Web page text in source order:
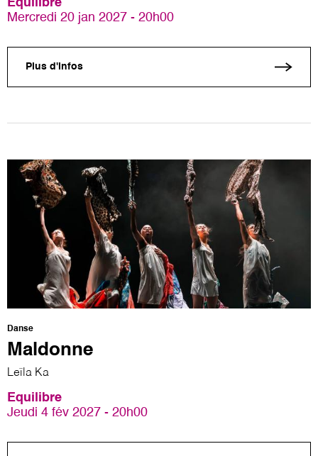
Equilibre
Mercredi 20 jan 2027 - 20h00
Plus d'infos
Danse
Maldonne
Leïla Ka
Equilibre
Jeudi 4 fév 2027 - 20h00